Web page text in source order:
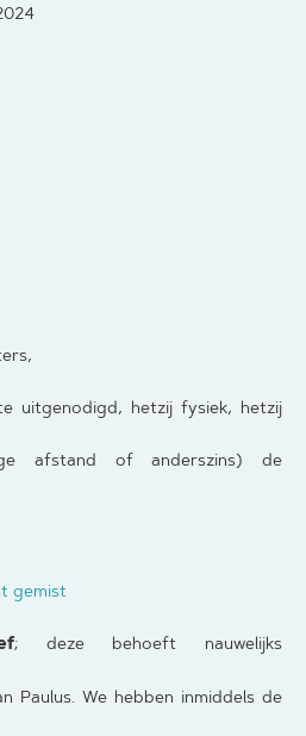
uitgenodigd, hetzij fysiek, hetzij
afstand of anderszins) de
gemist
; deze behoeft nauwelijks
Paulus. We hebben inmiddels de